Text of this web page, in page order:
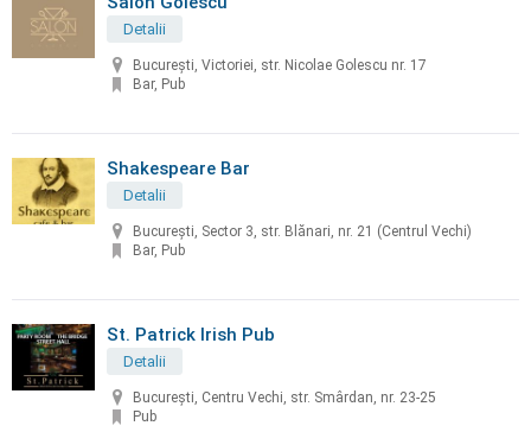
Detalii
București, Victoriei, str. Nicolae Golescu nr. 17
Bar, Pub
Shakespeare Bar
Detalii
Bucureşti, Sector 3, str. Blănari, nr. 21 (Centrul Vechi)
Bar, Pub
St. Patrick Irish Pub
Detalii
București, Centru Vechi, str. Smârdan, nr. 23-25
Pub